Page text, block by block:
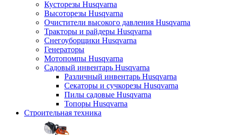
Кусторезы Husqvarna
Высоторезы Husqvarna
Очистители высокого давления Husqvarna
Тракторы и райдеры Husqvarna
Снегоуборщики Husqvarna
Генераторы
Мотопомпы Husqvarna
Садовый инвентарь Husqvarna
Различный инвентарь Husqvarna
Секаторы и сучкорезы Husqvarna
Пилы садовые Husqvarna
Топоры Husqvarna
Строительная техника